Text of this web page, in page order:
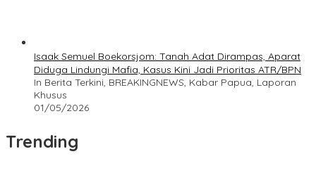
Isaak Semuel Boekorsjom: Tanah Adat Dirampas, Aparat
Diduga Lindungi Mafia, Kasus Kini Jadi Prioritas ATR/BPN
In Berita Terkini, BREAKINGNEWS, Kabar Papua, Laporan
Khusus
01/05/2026
Trending